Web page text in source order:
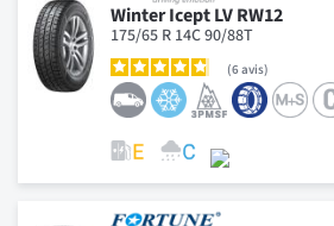
Winter Icept LV RW12
175/65 R 14C 90/88T
6avis